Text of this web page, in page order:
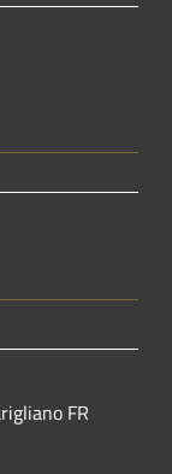
FR